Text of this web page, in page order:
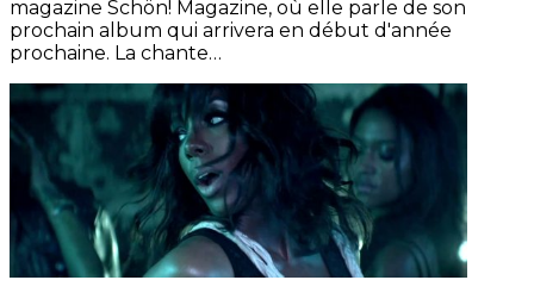
magazine Schön! Magazine, où elle parle de son
prochain album qui arrivera en début d'année
prochaine. La chante…